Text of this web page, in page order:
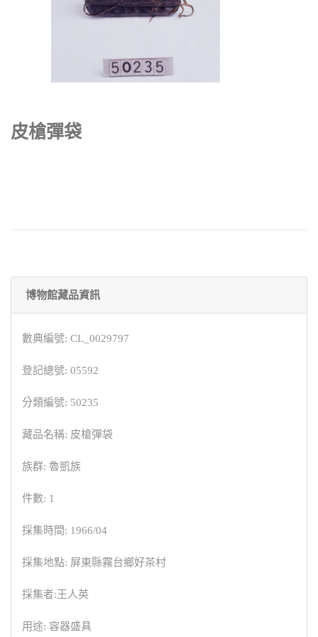
皮槍彈袋
博物館藏品資訊
數典編號: CL_0029797
登記總號: 05592
分類編號: 50235
藏品名稱: 皮槍彈袋
族群: 魯凱族
件數: 1
採集時間: 1966/04
採集地點: 屏東縣霧台鄉好茶村
採集者:王人英
用途: 容器盛具